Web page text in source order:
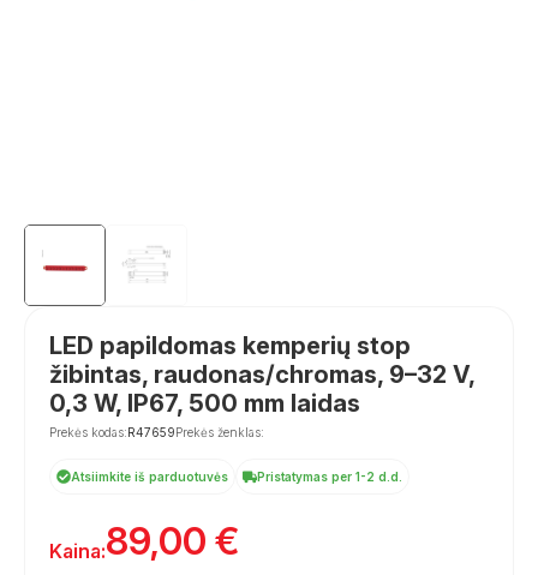
LED papildomas kemperių stop
žibintas, raudonas/chromas, 9–32 V,
0,3 W, IP67, 500 mm laidas
Prekės kodas:R47659Prekės ženklas:
Atsiimkite iš parduotuvės Pristatymas per 1-2 d.d.
Kaina:89,00 €